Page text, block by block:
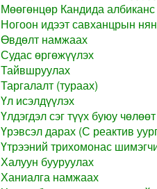
Мөөгөнцөр Кандида албиканс
Ногоон идээт савханцрын
Өвдөлт намжаах
Судас өргөжүүлэх
Тайвшруулах
Таргалалт (тураах)
Үл исэлдүүлэх
Үлдэгдэл сэг түүх буюу
Үрэвсэл дарах (С реактив
Үтрээний трихомонас
Халуун бууруулах
Ханиалга намжаах